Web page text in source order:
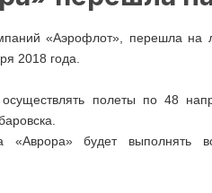
«Аэрофлот», перешла на
2018 года.
полеты по 48
«Аврора» будет выполнять